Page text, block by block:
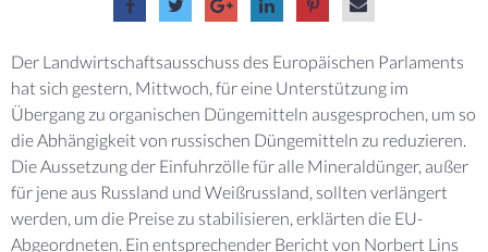
Der Landwirtschaftsausschuss des Europäischen Parlaments
hat sich gestern, Mittwoch, für eine Unterstützung im
Übergang zu organischen Düngemitteln ausgesprochen, um so
die Abhängigkeit von russischen Düngemitteln zu reduzieren.
Die Aussetzung der Einfuhrzölle für alle Mineraldünger, außer
für jene aus Russland und Weißrussland, sollten verlängert
werden, um die Preise zu stabilisieren, erklärten die EU-
Abgeordneten. Ein entsprechender Bericht von Norbert Lins